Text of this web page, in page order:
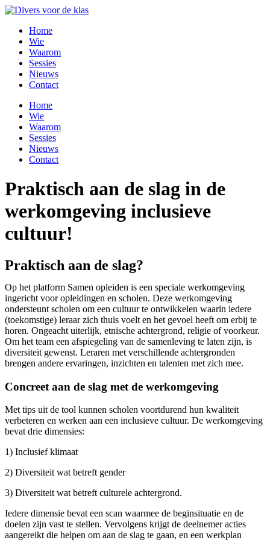
Ga
inhoud
Home
Wie
Waarom
Sessies
Nieuws
Contact
Menu
Home
Wie
Waarom
Sessies
Nieuws
Contact
Praktisch aan de slag in de
werkomgeving inclusieve
cultuur!
Praktisch aan de slag?
Op het platform Samen opleiden is een speciale werkomgeving
ingericht voor opleidingen en scholen. Deze werkomgeving
ondersteunt scholen om een cultuur te ontwikkelen waarin iedere
(toekomstige) leraar zich thuis voelt en het gevoel heeft om erbij te
horen. Ongeacht uiterlijk, etnische achtergrond, religie of voorkeur.
Om het team een afspiegeling van de samenleving te laten zijn, is
diversiteit gewenst. Leraren met verschillende achtergronden
brengen andere ervaringen, inzichten en talenten met zich mee.
Concreet aan de slag met de werkomgeving
Met tips uit de tool kunnen scholen voortdurend hun kwaliteit
verbeteren en werken aan een inclusieve cultuur. De werkomgeving
bevat drie dimensies:
1) Inclusief klimaat
2) Diversiteit wat betreft gender
3) Diversiteit wat betreft culturele achtergrond.
Iedere dimensie bevat een scan waarmee de beginsituatie en de
doelen zijn vast te stellen. Vervolgens krijgt de deelnemer acties
aangereikt die helpen om aan de slag te gaan, en een werkplan